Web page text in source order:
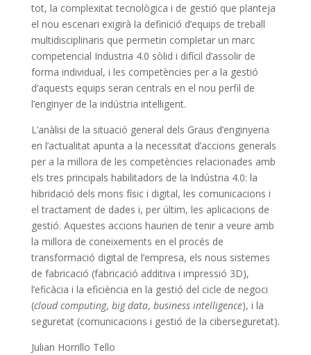
tot, la complexitat tecnològica i de gestió que planteja
el nou escenari exigirà la definició d’equips de treball
multidisciplinaris que permetin completar un marc
competencial Industria 4.0 sòlid i difícil d’assolir de
forma individual, i les competències per a la gestió
d’aquests equips seran centrals en el nou perfil de
l’enginyer de la indústria intel·ligent.
L’anàlisi de la situació general dels Graus d’enginyeria
en l’actualitat apunta a la necessitat d’accions generals
per a la millora de les competències relacionades amb
els tres principals habilitadors de la Indústria 4.0: la
hibridació dels mons físic i digital, les comunicacions i
el tractament de dades i, per últim, les aplicacions de
gestió. Aquestes accions haurien de tenir a veure amb
la millora de coneixements en el procés de
transformació digital de l’empresa, els nous sistemes
de fabricació (fabricació additiva i impressió 3D),
l’eficàcia i la eficiència en la gestió del cicle de negoci
(cloud computing, big data, business intelligence), i la
seguretat (comunicacions i gestió de la ciberseguretat).
Julian Horrillo Tello